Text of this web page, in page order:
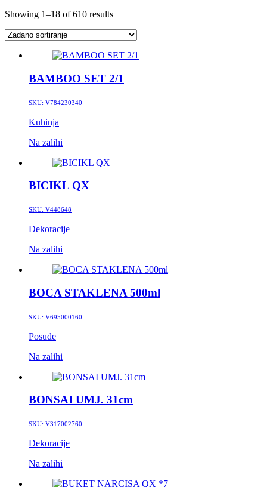
Showing 1–18 of 610 results
BAMBOO SET 2/1
SKU: V784230340
Kuhinja
Na zalihi
BICIKL QX
SKU: V448648
Dekoracije
Na zalihi
BOCA STAKLENA 500ml
SKU: V695000160
Posuđe
Na zalihi
BONSAI UMJ. 31cm
SKU: V317002760
Dekoracije
Na zalihi